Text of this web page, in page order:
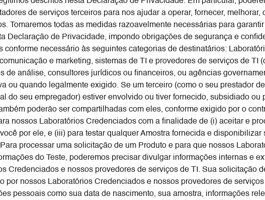
de serviços terceiros para nos ajudar a operar, fornecer, melhorar,
Tomaremos todas as medidas razoavelmente necessárias para
Declaração de Privacidade, impondo obrigações de segurança e
necessário às seguintes categorias de destinatários:
e marketing, sistemas de TI e provedores de serviços de TI
de análise, consultores jurídicos ou financeiros, ou agências
ou quando legalmente exigido. Se um terceiro (como o seu prestador
do seu empregador) estiver envolvido ou tiver fornecido, subsidiado ou
poderão ser compartilhadas com eles, conforme exigido por o
nossos Laboratórios Credenciados com a finalidade de (i) aceitar e
por ele, e (iii) para testar qualquer Amostra fornecida e
processar uma solicitação de um Produto e para que nossos
do Teste, poderemos precisar divulgar informações internas e
Credenciados e nossos provedores de serviços de TI. Sua solicitação
por nossos Laboratórios Credenciados e nossos provedores de
pessoais como sua data de nascimento, sua amostra, informações